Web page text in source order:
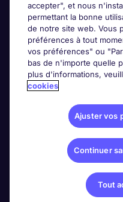
Candidats
Entreprises
Contact
Les avis Google
Nos offres d'emploi
accepter", et nous
permettant la bonne
de notre site web. Vous
préférences à tout
vos préférences" ou
bas de n'importe quelle
plus d'informations,
cookies
Ajuster vos
Continuer
Tout